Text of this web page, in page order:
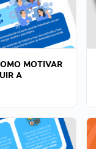
MOTIVAR
A